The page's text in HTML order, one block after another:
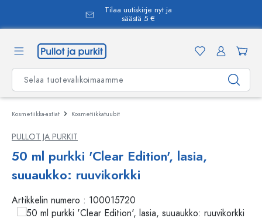
Tilaa uutiskirje nyt ja
säästä 5 €
Kosmetiikka-astiat Kosmetiikkatuubit
PULLOT JA PURKIT
50 ml purkki 'Clear Edition', lasia,
suuaukko: ruuvikorkki
Artikkelin numero : 100015720